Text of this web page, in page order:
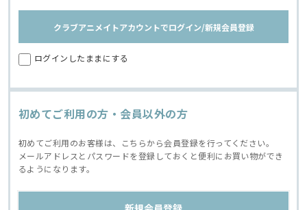
クラブアニメイトアカウントでログイン/新規会員登録
ログインしたままにする
初めてご利用の方・会員以外の方
初めてご利用のお客様は、こちらから会員登録を行ってください。
メールアドレスとパスワードを登録しておくと便利にお買い物ができ
るようになります。